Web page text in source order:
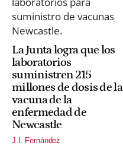
La Junta logra que los
laboratorios
suministren 215
millones de dosis de la
vacuna de la
enfermedad de
Newcastle
J.I. Fernández